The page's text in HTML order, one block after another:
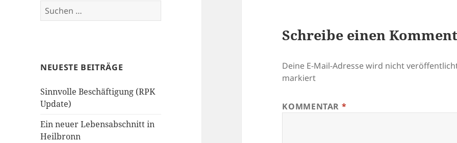
Suchen
nach:
NEUESTE BEITRÄGE
Sinnvolle Beschäftigung (RPK
Update)
Ein neuer Lebensabschnitt in
Heilbronn
Schreibe einen
Deine E-Mail-Adresse wird nicht
markiert
KOMMENTAR *